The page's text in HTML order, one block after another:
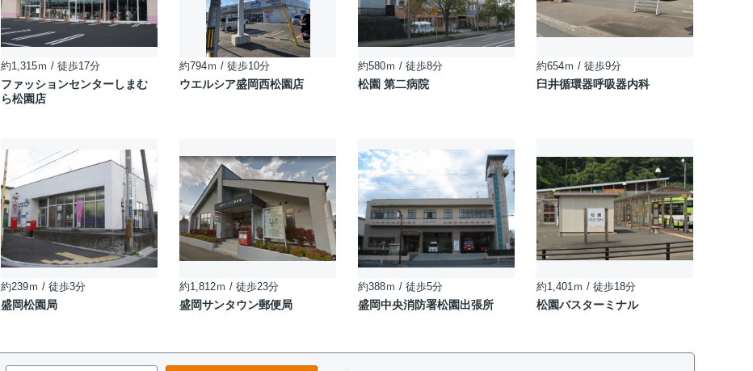
約1,315ｍ / 徒歩17分
ファッションセンターしまむ
ら松園店
約794ｍ / 徒歩10分
ウエルシア盛岡西松園店
約580ｍ / 徒歩8分
松園 第二病院
約654ｍ / 徒歩9分
臼井循環器呼吸器内科
約239ｍ / 徒歩3分
盛岡松園局
約1,812ｍ / 徒歩23分
盛岡サンタウン郵便局
約388ｍ / 徒歩5分
盛岡中央消防署松園出張所
約1,401ｍ / 徒歩18分
松園バスターミナル